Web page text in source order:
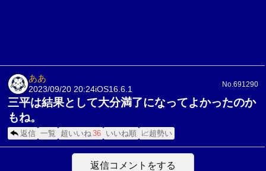
ああ
2023/09/20 20:24iOS16.6.1
No.691290
三平は結果として大分満了になってよかったのか
もね。
返信 一覧 超いいね36 いいね順 📈超勢い
返信コメントをする